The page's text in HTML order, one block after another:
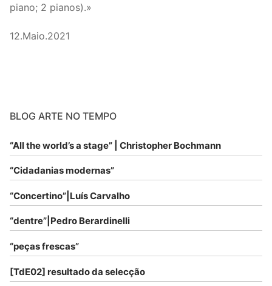
piano; 2 pianos).»
12.Maio.2021
BLOG ARTE NO TEMPO
“All the world’s a stage” | Christopher Bochmann
“Cidadanias modernas”
“Concertino”|Luís Carvalho
“dentre”|Pedro Berardinelli
“peças frescas”
[TdE02] resultado da selecção